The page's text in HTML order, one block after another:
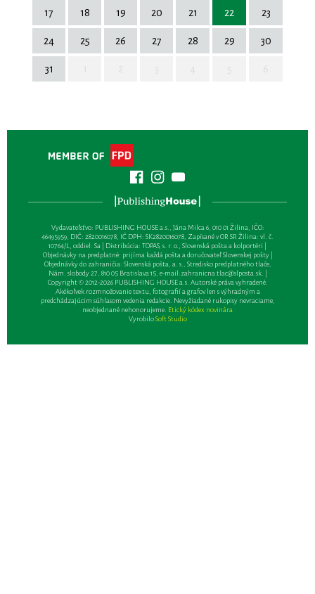
17 18 19 20 21 22 23
24 25 26 27 28 29 30
31
Vydavateľsťvo: PUBLISHING HOUSE a.s., Jána Milca 6, 010 01 Žilina, IČO:
46495959, DIČ: 2820016078, IČ DPH: SK2820016078, Zapísané v OR SR Žilina: vl. č.
10764/L, oddiel: Sa | Distribúcia: TOPAS, s. r. o., Slovenská pošta a kolportéri |
Objednávky na predplatné: prijíma každá pošta a doručovateľ Slovenskej pošty |
Objednávky do zahraničia: Slovenská pošta, a. s., Stredisko predplatného tlače,
Nám. slobody 27, 810 05 Bratislava 15, e-mail:zahranicna.tlac@slposta.sk. |
Copyright © 2012-2026 PUBLISHING HOUSE a.s. Autorské práva vyhradené.
Akékoľvek rozmnožovanie textu, fotografií a grafov len s výhradným a
predchádzajúcim súhlasom vedenia redakcie. Nevyžiadané rukopisy nevraciame,
neobjednané nehonorujeme. Etický kódex novinára
VyrobiloSoft Studio